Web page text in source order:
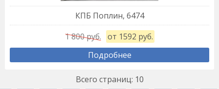
КПБ Поплин, 6474
1 800 руб.
от 1592 руб.
Подробнее
Всего страниц: 10